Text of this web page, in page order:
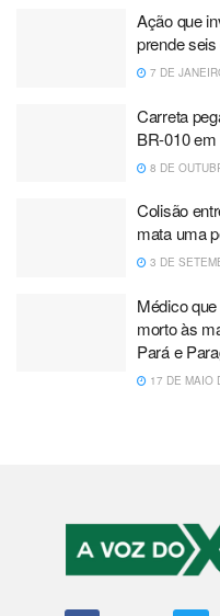
Ação que
prende
7 DE
Carreta
BR-010
8 DE
Colisão
mata uma
3 DE
Médico
morto às
Pará e
17 DE MAIO